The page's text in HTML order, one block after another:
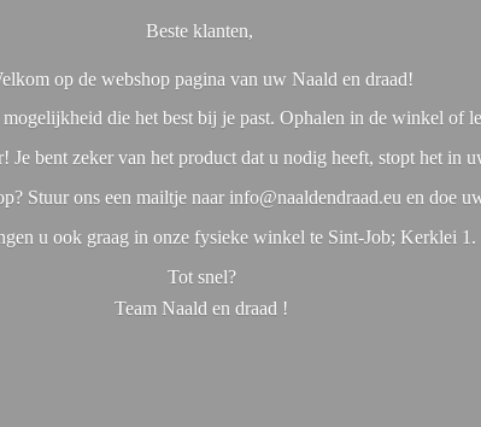
Beste klanten,
op de webshop pagina van uw Naald en draad!
mogelijkheid die het best bij je past. Ophalen in de winkel of
bent zeker van het product dat u nodig heeft, stopt het in
Stuur ons een mailtje naar info@naaldendraad.eu en doe
u ook graag in onze fysieke winkel te Sint-Job; Kerklei 1.
Tot snel?
Team Naald en draad !